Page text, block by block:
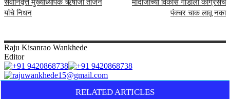
सेवानिवृत्त मुख्याध्यापक ऋषीजी ताजने
यांचे निधन
मोदीजींच्या विकास गाडीला काँग्रेसचे
पंक्चर चाक लावू नका
Raju Kisanrao Wankhede
Editor
RELATED ARTICLES